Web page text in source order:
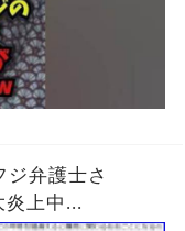
ジ弁護士さ
上中...